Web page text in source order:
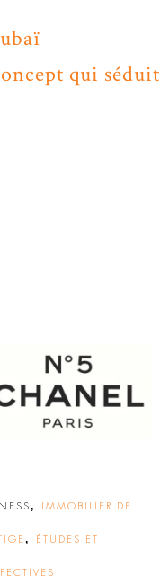
qui séduit
, IMMOBILIER DE
, ÉTUDES ET